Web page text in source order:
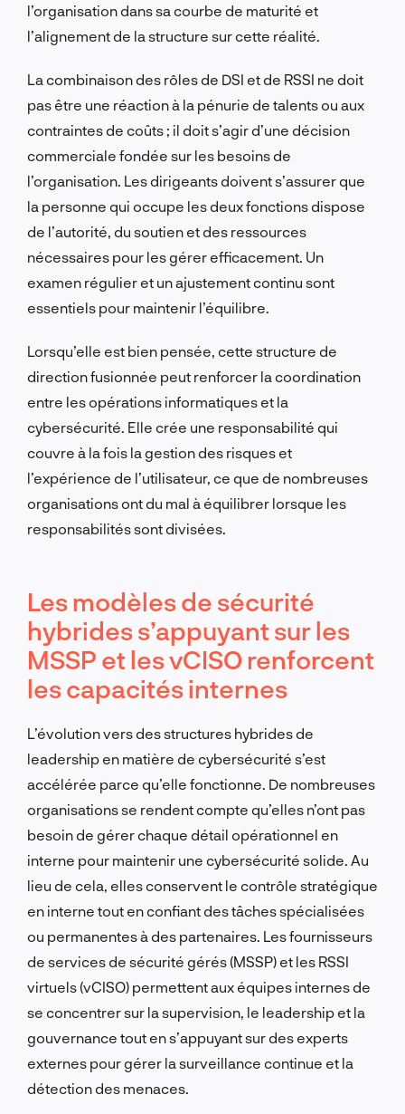
l’organisation dans sa courbe de maturité et
l’alignement de la structure sur cette réalité.
La combinaison des rôles de DSI et de RSSI ne doit
pas être une réaction à la pénurie de talents ou aux
contraintes de coûts ; il doit s’agir d’une décision
commerciale fondée sur les besoins de
l’organisation. Les dirigeants doivent s’assurer que
la personne qui occupe les deux fonctions dispose
de l’autorité, du soutien et des ressources
nécessaires pour les gérer efficacement. Un
examen régulier et un ajustement continu sont
essentiels pour maintenir l’équilibre.
Lorsqu’elle est bien pensée, cette structure de
direction fusionnée peut renforcer la coordination
entre les opérations informatiques et la
cybersécurité. Elle crée une responsabilité qui
couvre à la fois la gestion des risques et
l’expérience de l’utilisateur, ce que de nombreuses
organisations ont du mal à équilibrer lorsque les
responsabilités sont divisées.
Les modèles de sécurité
hybrides s’appuyant sur les
MSSP et les vCISO renforcent
les capacités internes
L’évolution vers des structures hybrides de
leadership en matière de cybersécurité s’est
accélérée parce qu’elle fonctionne. De nombreuses
organisations se rendent compte qu’elles n’ont pas
besoin de gérer chaque détail opérationnel en
interne pour maintenir une cybersécurité solide. Au
lieu de cela, elles conservent le contrôle stratégique
en interne tout en confiant des tâches spécialisées
ou permanentes à des partenaires. Les fournisseurs
de services de sécurité gérés (MSSP) et les RSSI
virtuels (vCISO) permettent aux équipes internes de
se concentrer sur la supervision, le leadership et la
gouvernance tout en s’appuyant sur des experts
externes pour gérer la surveillance continue et la
détection des menaces.